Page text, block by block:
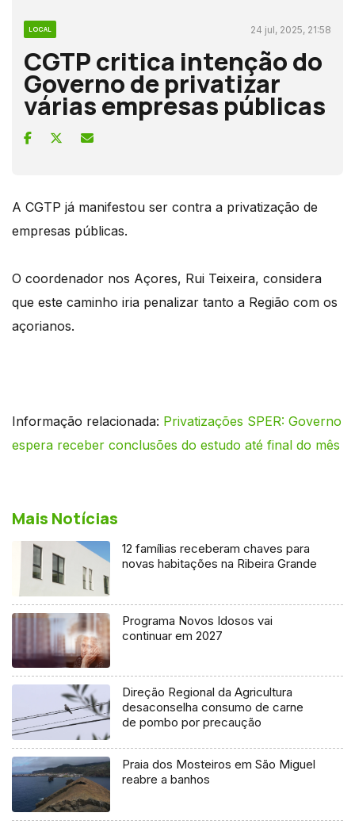
LOCAL 24 jul, 2025, 21:58
CGTP critica intenção do
Governo de privatizar
várias empresas públicas
A CGTP já manifestou ser contra a privatização de
empresas públicas.
O coordenador nos Açores, Rui Teixeira, considera
que este caminho iria penalizar tanto a Região com os
açorianos.
Informação relacionada: Privatizações SPER: Governo
espera receber conclusões do estudo até final do mês
Mais Notícias
12 famílias receberam chaves para
novas habitações na Ribeira Grande
Programa Novos Idosos vai
continuar em 2027
Direção Regional da Agricultura
desaconselha consumo de carne
de pombo por precaução
Praia dos Mosteiros em São Miguel
reabre a banhos